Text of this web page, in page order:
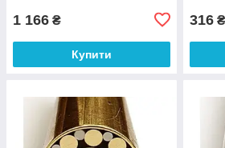
1 166 ₴
Купити
316 ₴